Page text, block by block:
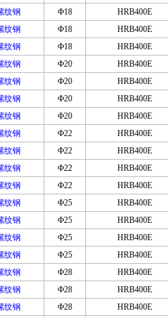
纹钢
Ф18
HRB400E
纹钢
Ф18
HRB400E
纹钢
Ф18
HRB400E
纹钢
Ф20
HRB400E
纹钢
Ф20
HRB400E
纹钢
Ф20
HRB400E
纹钢
Ф20
HRB400E
纹钢
Ф22
HRB400E
纹钢
Ф22
HRB400E
纹钢
Ф22
HRB400E
纹钢
Ф22
HRB400E
纹钢
Ф25
HRB400E
纹钢
Ф25
HRB400E
纹钢
Ф25
HRB400E
纹钢
Ф25
HRB400E
纹钢
Ф28
HRB400E
纹钢
Ф28
HRB400E
纹钢
Ф28
HRB400E